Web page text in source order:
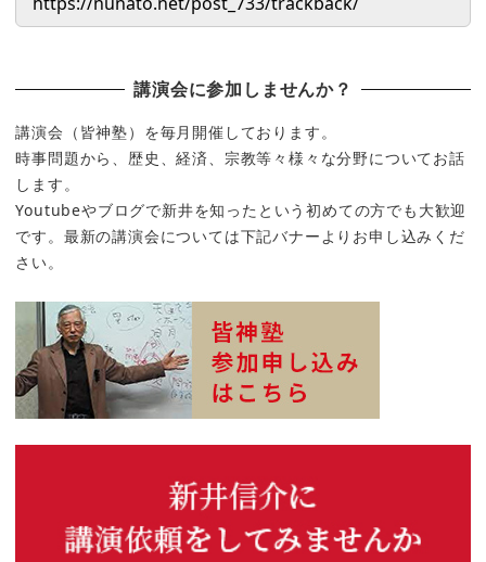
講演会に参加しませんか？
講演会（皆神塾）を毎月開催しております。
時事問題から、歴史、経済、宗教等々様々な分野についてお話
します。
Youtubeやブログで新井を知ったという初めての方でも大歓迎
です。最新の講演会については下記バナーよりお申し込みくだ
さい。